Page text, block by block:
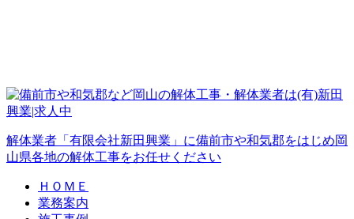
解体業者「有限会社新田興業」に備前市や和気郡をはじめ岡
山県各地の解体工事をお任せください
ＨＯＭＥ
業務案内